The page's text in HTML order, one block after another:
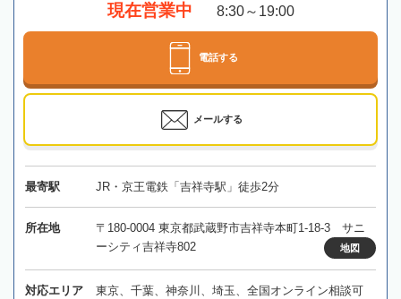
現在営業中 8:30～19:00
電話する
メールする
最寄駅 JR・京王電鉄「吉祥寺駅」徒歩2分
所在地
〒180-0004 東京都武蔵野市吉祥寺本町1-18-3 サニ
ーシティ吉祥寺802
地図
対応エリア 東京、千葉、神奈川、埼玉、全国オンライン相談可